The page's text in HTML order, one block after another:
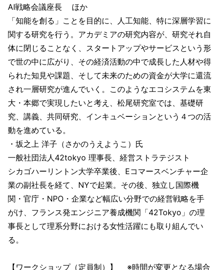
AI戦略会議座長 ほか
「知能を創る」ことを目的に、人工知能、特に深層学習に
関する研究を行う。アカデミアの研究内容が、研究それ自
体に閉じることなく、スタートアップやサービスという形
で世の中に広がり、その経済活動の中で成長した人材や得
られた知見や課題、そして未来のための資金が大学に還流
され一層研究が進んでいく。このようなエコシステムを東
大・本郷で実現したいと考え、松尾研究室では、基礎研
究、講義、共同研究、インキュベーションという４つの活
動を進めている。
・坂之上 洋子（さかのうえようこ）氏
一般社団法人42tokyo 理事長、経営ストラテジスト
シカゴハーリントン大学卒業後、Eコマースベンチャー企
業の副社長を経て、NYで起業。その後、独立し国際機
関・官庁・NPO・企業など幅広い分野での経営戦略を手
がけ、フランス発エンジニア養成機関「42Tokyo」の理
事長として理系分野における女性活躍にも取り組んでい
る。
【ワークショップ（定員制）】 ※時間が変更となる場合